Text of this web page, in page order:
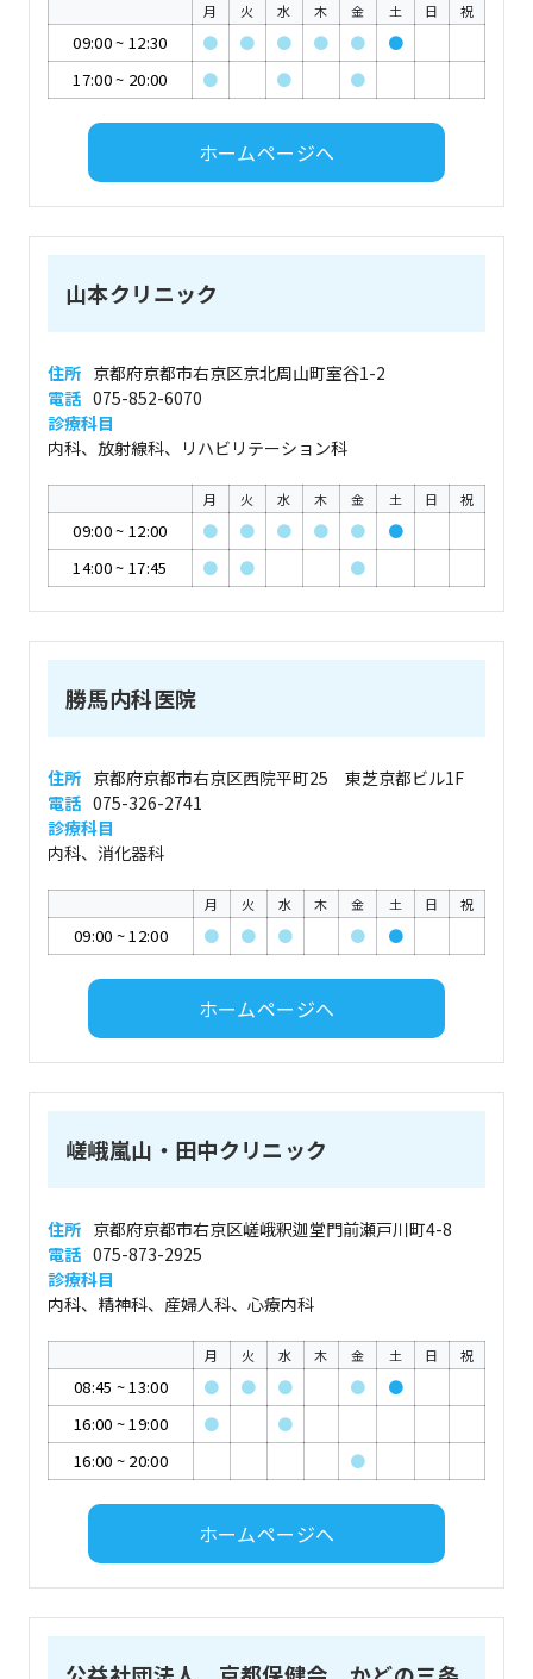
月 火 水 木 金 土 日 祝
09:00~ 12:30 ● ● ● ● ●
●
17:00~ 20:00 ● ● ●
ホームページへ
山本クリニック
住所 京都府京都市右京区京北周山町室谷1-2
電話 075-852-6070
診療科目
内科、放射線科、リハビリテーション科
月 火 水 木 金 土 日 祝
09:00~ 12:00 ● ● ● ● ●
●
14:00~ 17:45 ● ● ●
勝馬内科医院
住所 京都府京都市右京区西院平町25 東芝京都ビル1F
電話 075-326-2741
診療科目
内科、消化器科
月 火 水 木 金 土 日 祝
09:00 ~12:00 ● ● ● ● ●
ホームページへ
嵯峨嵐山・田中クリニック
住所 京都府京都市右京区嵯峨釈迦堂門前瀬戸川町4-8
電話 075-873-2925
診療科目
内科、精神科、産婦人科、心療内科
月 火 水 木 金 土 日 祝
08:45 ~13:00 ● ● ● ●
●
16:00 ~19:00 ●
●
16:00 ~ 20:00 ●
ホームページへ